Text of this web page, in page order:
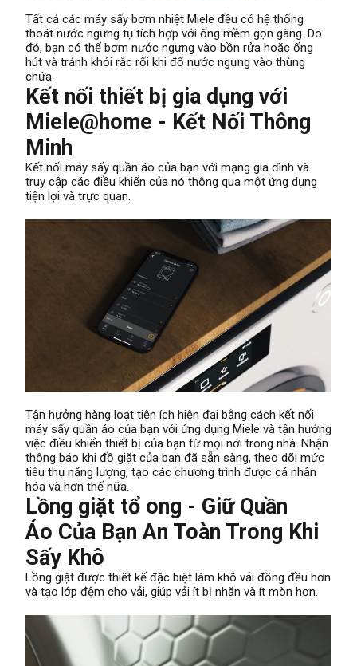
Tất cả các máy sấy bơm nhiệt Miele đều có hệ thống
thoát nước ngưng tụ tích hợp với ống mềm gọn gàng. Do
đó, bạn có thể bơm nước ngưng vào bồn rửa hoặc ống
hút và tránh khỏi rắc rối khi đổ nước ngưng vào thùng
chứa.
Kết nối thiết bị gia dụng với
Miele@home - Kết Nối Thông
Minh
Kết nối máy sấy quần áo của bạn với mạng gia đình và
truy cập các điều khiển của nó thông qua một ứng dụng
tiện lợi và trực quan.
Tận hưởng hàng loạt tiện ích hiện đại bằng cách kết nối
máy sấy quần áo của bạn với ứng dụng Miele và tận hưởng
việc điều khiển thiết bị của bạn từ mọi nơi trong nhà. Nhận
thông báo khi đồ giặt của bạn đã sẵn sàng, theo dõi mức
tiêu thụ năng lượng, tạo các chương trình được cá nhân
hóa và hơn thế nữa.
Lồng giặt tổ ong - Giữ Quần
Áo Của Bạn An Toàn Trong Khi
Sấy Khô
Lồng giặt được thiết kế đặc biệt làm khô vải đồng đều hơn
và tạo lớp đệm cho vải, giúp vải ít bị nhăn và ít mòn hơn.